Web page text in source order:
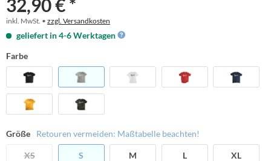
32,90 € *
inkl. MwSt. • zzgl. Versandkosten
geliefert in 4-6 Werktagen
Farbe
Größe Retouren vermeiden: Maßtabelle beachten!
XS S M L XL